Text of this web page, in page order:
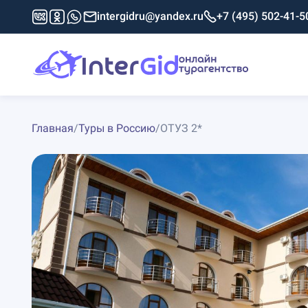
intergidru@yandex.ru +7 (495) 502-41-
Главная/Туры в Россию/ОТУЗ 2*